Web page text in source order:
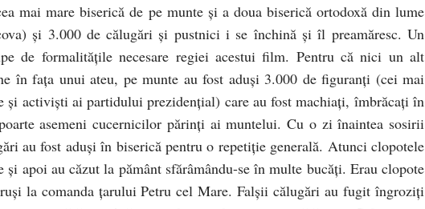
mai mare biserică de pe munte şi a doua biserică ortodoxă din lume
şi 3.000 de călugări şi pustnici i se închină şi îl preamăresc. Un
de formalităţile necesare regiei acestui film. Pentru că nici un alt
în faţa unui ateu, pe munte au fost aduşi 3.000 de figuranţi (cei mai
activişti ai partidului prezidenţial) care au fost machiaţi, îmbrăcaţi în
asemeni cucernicilor părinţi ai muntelui. Cu o zi înaintea sosirii
au fost aduşi în biserică pentru o repetiţie generală. Atunci clopotele
apoi au căzut la pământ sfărâmându-se în multe bucăţi. Erau clopote
la comanda ţarului Petru cel Mare. Falşii călugări au fugit îngroziţi